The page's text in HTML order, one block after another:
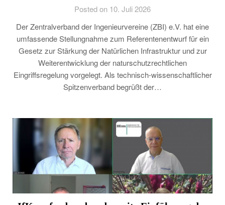
Posted on 10. Juli 2026
Der Zentralverband der Ingenieurvereine (ZBI) e.V. hat eine
umfassende Stellungnahme zum Referentenentwurf für ein
Gesetz zur Stärkung der Natürlichen Infrastruktur und zur
Weiterentwicklung der naturschutzrechtlichen
Eingriffsregelung vorgelegt. Als technisch-wissenschaftlicher
Spitzenverband begrüßt der…